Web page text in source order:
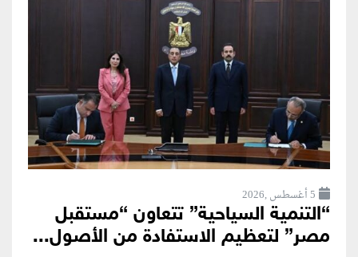
5 أغسطس ,2026
“التنمية السياحية” تتعاون “مستقبل
مصر” لتعظيم الاستفادة من الأصول...